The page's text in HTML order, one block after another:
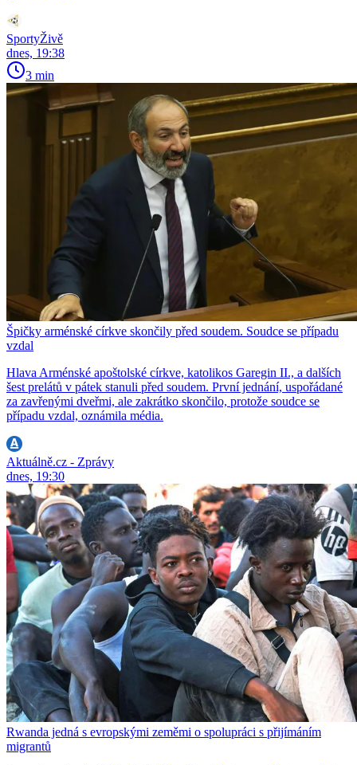
SportyŽivě
dnes, 19:38
3 min
Špičky arménské církve skončily před soudem. Soudce se případu
vzdal
Hlava Arménské apoštolské církve, katolikos Garegin II., a dalších
šest prelátů v pátek stanuli před soudem. První jednání, uspořádané
za zavřenými dveřmi, ale zakrátko skončilo, protože soudce se
případu vzdal, oznámila média.
Aktuálně.cz - Zprávy
dnes, 19:30
Rwanda jedná s evropskými zeměmi o spolupráci s přijímáním
migrantů